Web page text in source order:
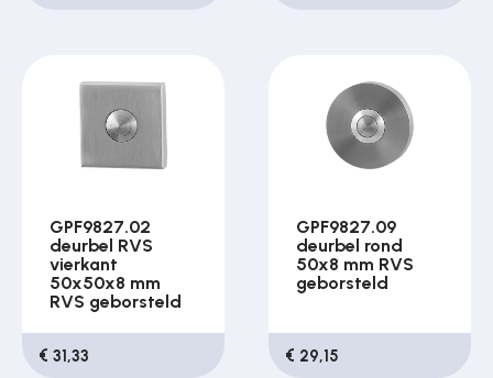
GPF9827.02
deurbel RVS
vierkant
50x50x8 mm
RVS geborsteld
€ 31,33
GPF9827.09
deurbel rond
50x8 mm RVS
geborsteld
€ 29,15